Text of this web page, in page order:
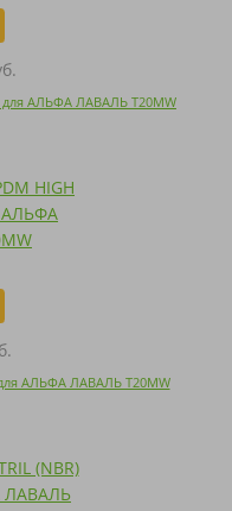
для АЛЬФА ЛАВАЛЬ T20MW
АЛЬФА ЛАВАЛЬ T20MW